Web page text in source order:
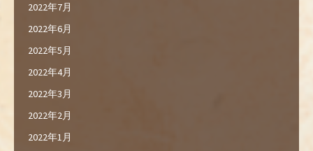
2022年7月
2022年6月
2022年5月
2022年4月
2022年3月
2022年2月
2022年1月